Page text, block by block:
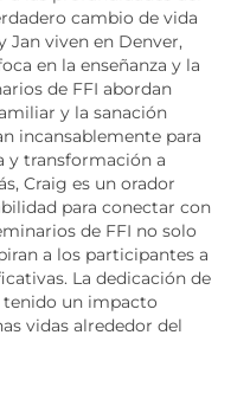
cambio de vida
Jan viven en Denver,
en la enseñanza y la
de FFI abordan
y la sanación
incansablemente para
y transformación a
Craig es un orador
para conectar con
de FFI no solo
a los participantes a
La dedicación de
tenido un impacto
vidas alrededor del